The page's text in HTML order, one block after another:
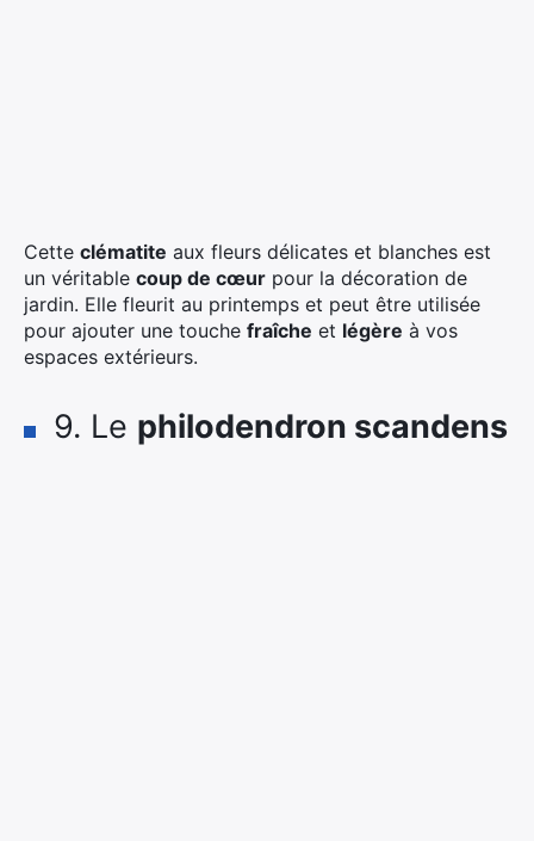
Cette clématite aux fleurs délicates et blanches est
un véritable coup de cœur pour la décoration de
jardin. Elle fleurit au printemps et peut être utilisée
pour ajouter une touche fraîche et légère à vos
espaces extérieurs.
9. Le philodendron scandens